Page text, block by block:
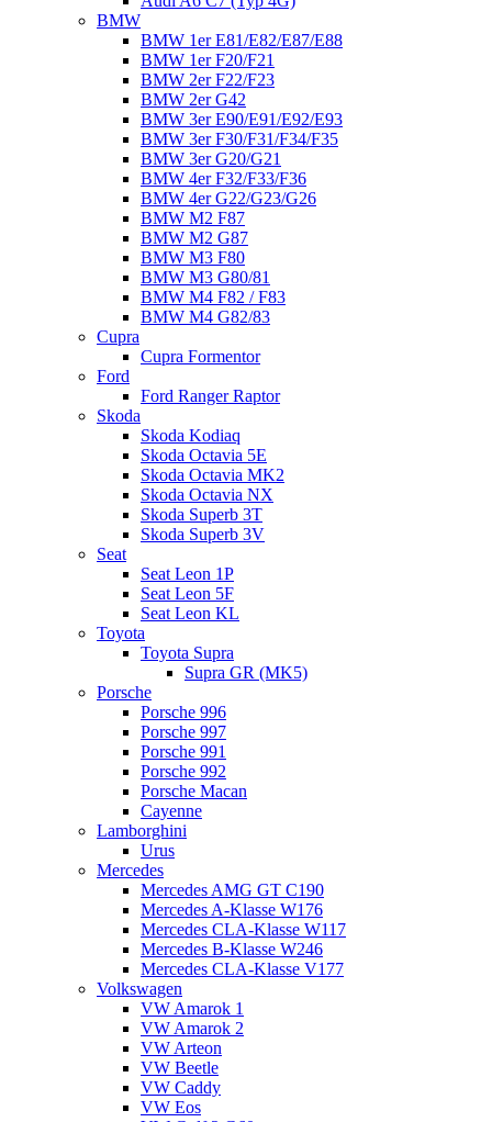
BMW
BMW 1er E81/E82/E87/E88
BMW 1er F20/F21
BMW 2er F22/F23
BMW 2er G42
BMW 3er E90/E91/E92/E93
BMW 3er F30/F31/F34/F35
BMW 3er G20/G21
BMW 4er F32/F33/F36
BMW 4er G22/G23/G26
BMW M2 F87
BMW M2 G87
BMW M3 F80
BMW M3 G80/81
BMW M4 F82 / F83
BMW M4 G82/83
Cupra
Cupra Formentor
Ford
Ford Ranger Raptor
Skoda
Skoda Kodiaq
Skoda Octavia 5E
Skoda Octavia MK2
Skoda Octavia NX
Skoda Superb 3T
Skoda Superb 3V
Seat
Seat Leon 1P
Seat Leon 5F
Seat Leon KL
Toyota
Toyota Supra
Supra GR (MK5)
Porsche
Porsche 996
Porsche 997
Porsche 991
Porsche 992
Porsche Macan
Cayenne
Lamborghini
Urus
Mercedes
Mercedes AMG GT C190
Mercedes A-Klasse W176
Mercedes CLA-Klasse W117
Mercedes B-Klasse W246
Mercedes CLA-Klasse V177
Volkswagen
VW Amarok 1
VW Amarok 2
VW Arteon
VW Beetle
VW Caddy
VW Eos